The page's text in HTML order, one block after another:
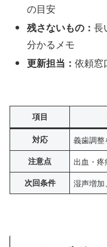
の目安
残さないもの：長
分かるメモ
更新担当：依頼窓
項目
対応 義歯調
注意点 出血・
次回条件 湿声増